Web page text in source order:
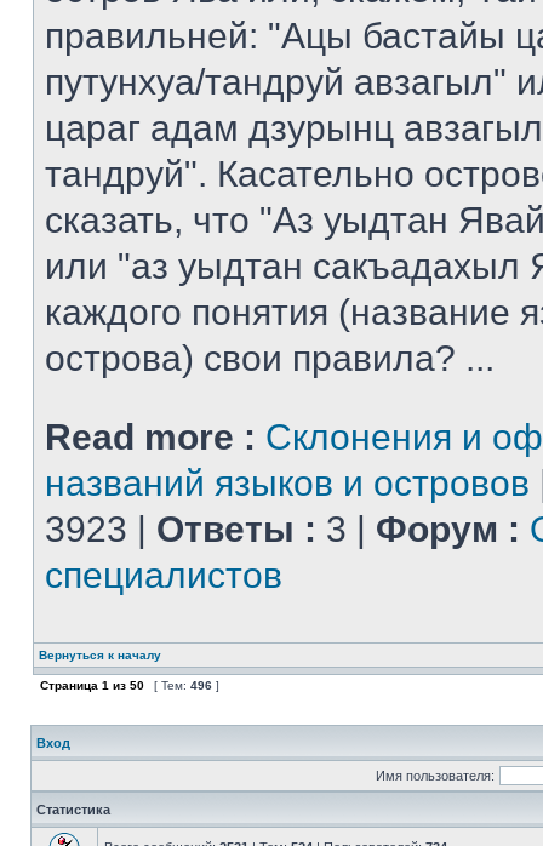
правильней: "Ацы бастайы
путунхуа/тандруй авзагыл"
цараг адам дзурынц
тандруй". Касательно
сказать, что "Аз уыдтан
или "аз уыдтан сакъадахыл
каждого понятия (название
острова) свои правила? ...
Read more : Склонения и
названий языков и островов
3923 | Ответы : 3 | Форум :
специалистов
Вернуться к началу
Страница 1 из 50 [ Тем: 496 ]
Вход
Имя пользователя:
Статистика